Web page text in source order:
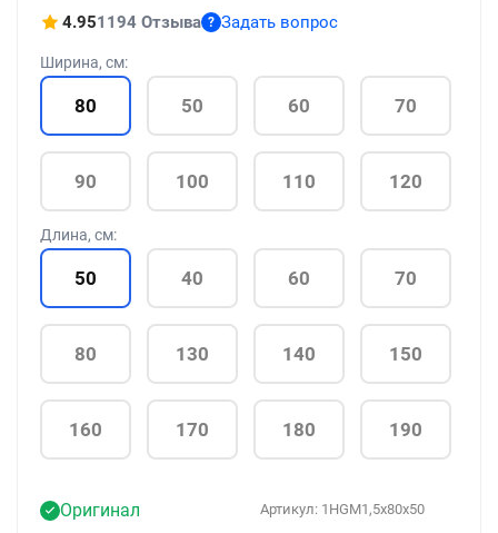
4.951194 Отзыва ? Задать вопрос
Ширина, см:
80 50 60 70
90 100 110 120
Длина, см:
50 40 60 70
80 130 140 150
160 170 180 190
Артикул: 1HGM1,5x80x50
Оригинал